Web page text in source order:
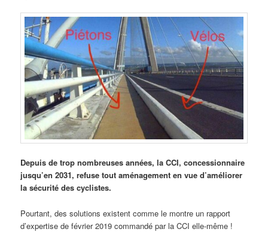
Depuis de trop nombreuses années, la CCI, concessionnaire
jusqu’en 2031, refuse tout aménagement en vue d’améliorer
la sécurité des cyclistes.
Pourtant, des solutions existent comme le montre un rapport
d’expertise de février 2019 commandé par la CCI elle-même !